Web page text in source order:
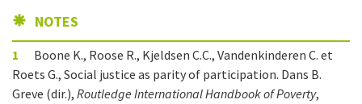
NOTES
1
Boone K., Roose R., Kjeldsen C.C., Vandenkinderen C. et
Roets G., Social justice as parity of participation. Dans B.
Greve (dir.), Routledge International Handbook of Poverty,